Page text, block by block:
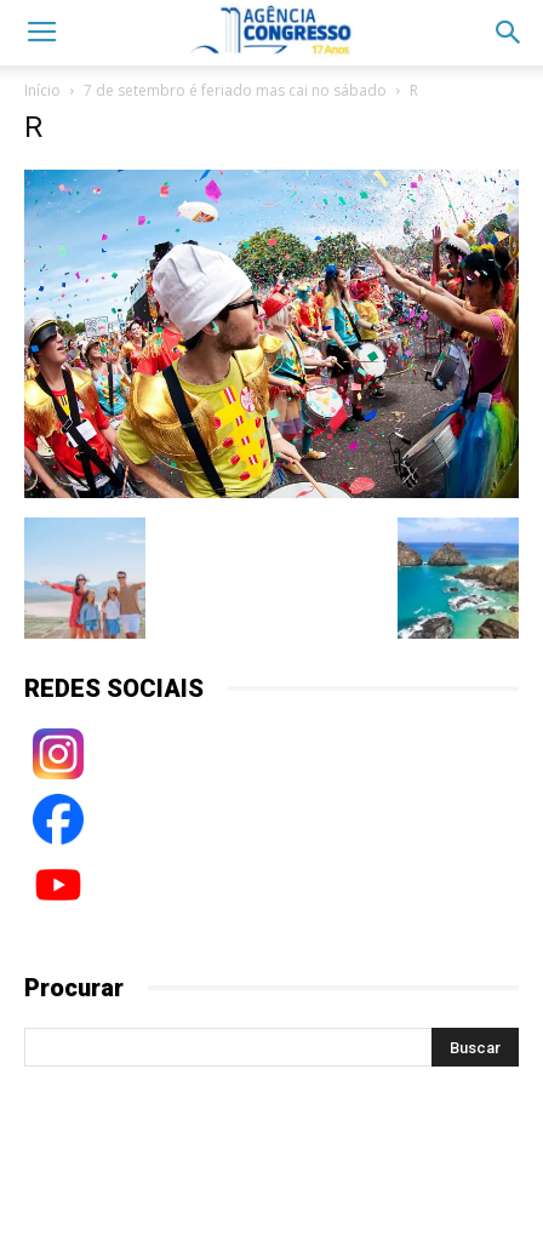
Início 7 de setembro é feriado mas cai no sábado R
R
REDES SOCIAIS
Procurar